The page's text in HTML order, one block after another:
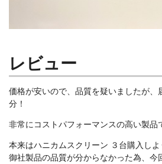
レビュー
価格が安いので、品質を疑いましたが、
分！
非常にコストパフォーマンスの高い製品
本来はハニカムスクリーン ３台購入しよ
御社製品の品質が分からなかった為、今